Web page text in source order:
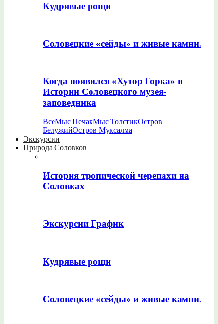
Кудрявые рощи
Соловецкие «сейды» и живые камни.
Когда появился «Хутор Горка» в
Истории Соловецкого музея-
заповедника
ВсеМыс ПечакМыс ТолстикОстров
БелужийОстров Муксалма
Экскурсии
Природа Соловков
История тропической черепахи на
Соловках
Экскурсии График
Кудрявые рощи
Соловецкие «сейды» и живые камни.